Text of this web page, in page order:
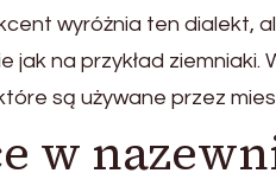
wyróżnia ten dialekt,
na przykład ziemniaki.
są używane przez
w